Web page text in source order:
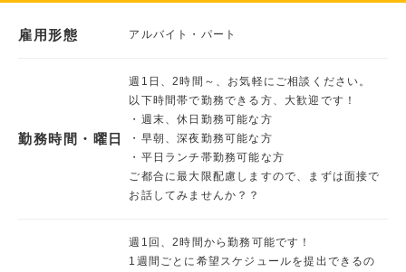
雇用形態 アルバイト・パート
勤務時間・曜日
週1日、2時間～、お気軽にご相談ください。
以下時間帯で勤務できる方、大歓迎です！
・週末、休日勤務可能な方
・早朝、深夜勤務可能な方
・平日ランチ帯勤務可能な方
ご都合に最大限配慮しますので、まずは面接で
お話してみませんか？？
週1回、2時間から勤務可能です！
1週間ごとに希望スケジュールを提出できるの